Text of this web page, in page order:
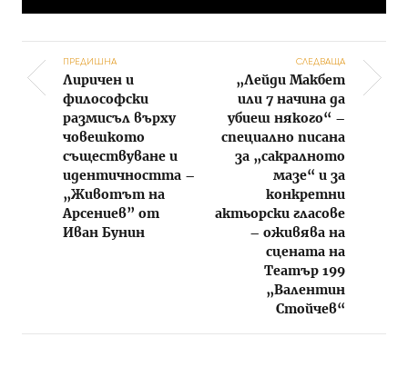
Post navigation
ПРЕДИШНА
Лиричен и
философски
размисъл върху
човешкото
съществуване и
идентичността –
„Животът на
Арсениев” от
Иван Бунин
СЛЕДВАЩА
„Лейди Макбет
или 7 начина да
убиеш някого“ –
специално писана
за „сакралното
мазе“ и за
конкретни
актьорски гласове
– оживява на
сцената на
Театър 199
„Валентин
Стойчев“